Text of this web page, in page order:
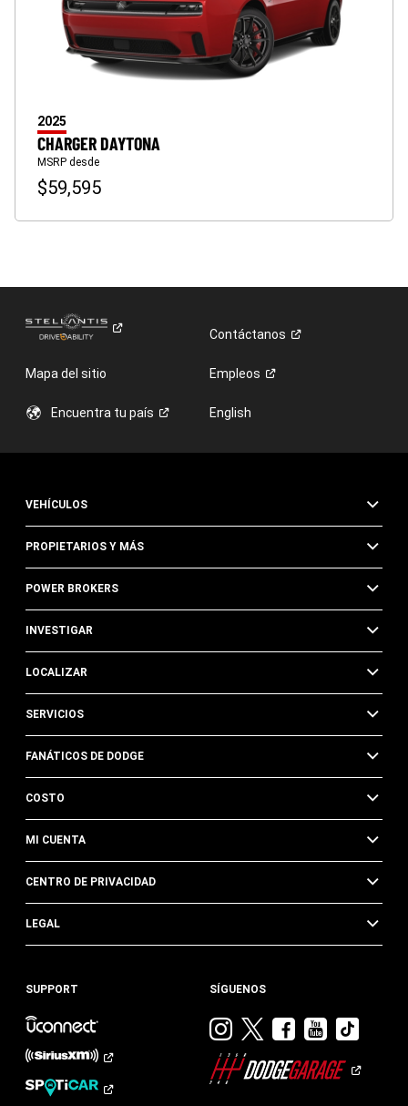
2025
CHARGER DAYTONA
MSRP desde
$59,595
Contáctanos
Mapa del sitio Empleos
Encuentra tu país English
VEHÍCULOS
PROPIETARIOS Y MÁS
POWER BROKERS
INVESTIGAR
LOCALIZAR
SERVICIOS
FANÁTICOS DE DODGE
COSTO
MI CUENTA
CENTRO DE PRIVACIDAD
LEGAL
SUPPORT SÍGUENOS
Visitar
Dodge
en
Visitar
en
Visitar
en
Visitar
en en